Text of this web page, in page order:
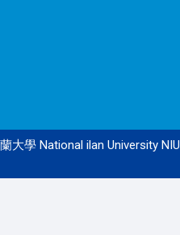
大學 National ilan University NIU